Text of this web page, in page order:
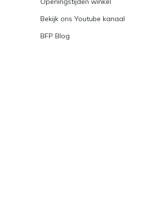
Bekijk ons Youtube kanaal
BFP Blog